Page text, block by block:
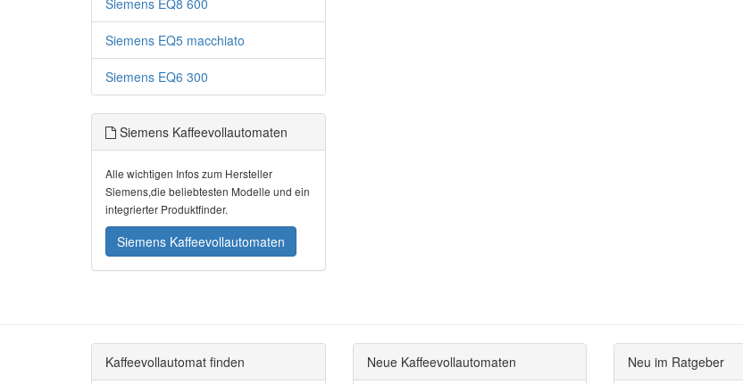
Siemens EQ8 600
Siemens EQ5 macchiato
Siemens EQ6 300
Siemens Kaffeevollautomaten
Alle wichtigen Infos zum Hersteller
Siemens,die beliebtesten Modelle und ein
integrierter Produktfinder.
Siemens Kaffeevollautomaten
Kaffeevollautomat finden Neue Kaffeevollautomaten Neu im Ratgeber